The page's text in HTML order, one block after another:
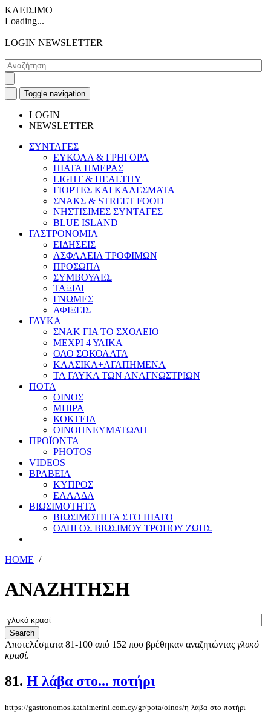
ΚΛΕΙΣΙΜΟ
Loading...
LOGIN NEWSLETTER
Toggle navigation
LOGIN
NEWSLETTER
ΣΥΝΤΑΓΕΣ
ΕΥΚΟΛΑ & ΓΡΗΓΟΡΑ
ΠΙΑΤΑ ΗΜΕΡΑΣ
LIGHT & HEALTHY
ΓΙΟΡΤΕΣ ΚΑΙ ΚΑΛΕΣΜΑΤΑ
ΣΝΑΚΣ & STREET FOOD
ΝΗΣΤΙΣΙΜΕΣ ΣΥΝΤΑΓΕΣ
BLUE ISLAND
ΓΑΣΤΡΟΝΟΜΙΑ
ΕΙΔΗΣΕΙΣ
ΑΣΦΑΛΕΙΑ ΤΡΟΦΙΜΩΝ
ΠΡΟΣΩΠΑ
ΣΥΜΒΟΥΛΕΣ
ΤΑΞΙΔΙ
ΓΝΩΜΕΣ
ΑΦΙΞΕΙΣ
ΓΛΥΚΑ
ΣΝΑΚ ΓΙΑ ΤΟ ΣΧΟΛΕΙΟ
ΜΕΧΡΙ 4 ΥΛΙΚΑ
ΟΛΟ ΣΟΚΟΛΑΤΑ
ΚΛΑΣΙΚΑ+ΑΓΑΠΗΜΕΝΑ
ΤΑ ΓΛΥΚΑ ΤΩΝ ΑΝΑΓΝΩΣΤΡΙΩΝ
ΠΟΤΑ
ΟΙΝΟΣ
ΜΠΙΡΑ
ΚΟΚΤΕΙΛ
ΟΙΝΟΠΝΕΥΜΑΤΩΔΗ
ΠΡΟΪΟΝΤΑ
PHOTOS
VIDEOS
ΒΡΑΒΕΙΑ
ΚΥΠΡΟΣ
ΕΛΛΑΔΑ
ΒΙΩΣΙΜΟΤΗΤΑ
ΒΙΩΣΙΜΟΤΗΤΑ ΣΤΟ ΠΙΑΤΟ
ΟΔΗΓΟΣ ΒΙΩΣΙΜΟΥ ΤΡΟΠΟΥ ΖΩΗΣ
HOME /
ΑΝΑΖΗΤΗΣΗ
Αποτελέσματα 81-100 από 152 που βρέθηκαν αναζητώντας γλυκό
κρασί.
81. Η λάβα στο... ποτήρι
https://gastronomos.kathimerini.com.cy/gr/pota/oinos/η-λάβα-στο-ποτήρι